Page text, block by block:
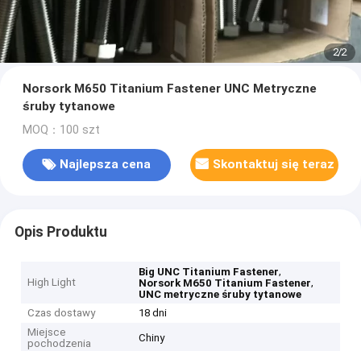
2/2
Norsork M650 Titanium Fastener UNC Metryczne
śruby tytanowe
MOQ：100 szt
Najlepsza cena Skontaktuj się teraz
Opis Produktu
High Light
Big UNC Titanium Fastener,
Norsork M650 Titanium Fastener,
UNC metryczne śruby tytanowe
Czas dostawy
18 dni
Miejsce
pochodzenia
Chiny